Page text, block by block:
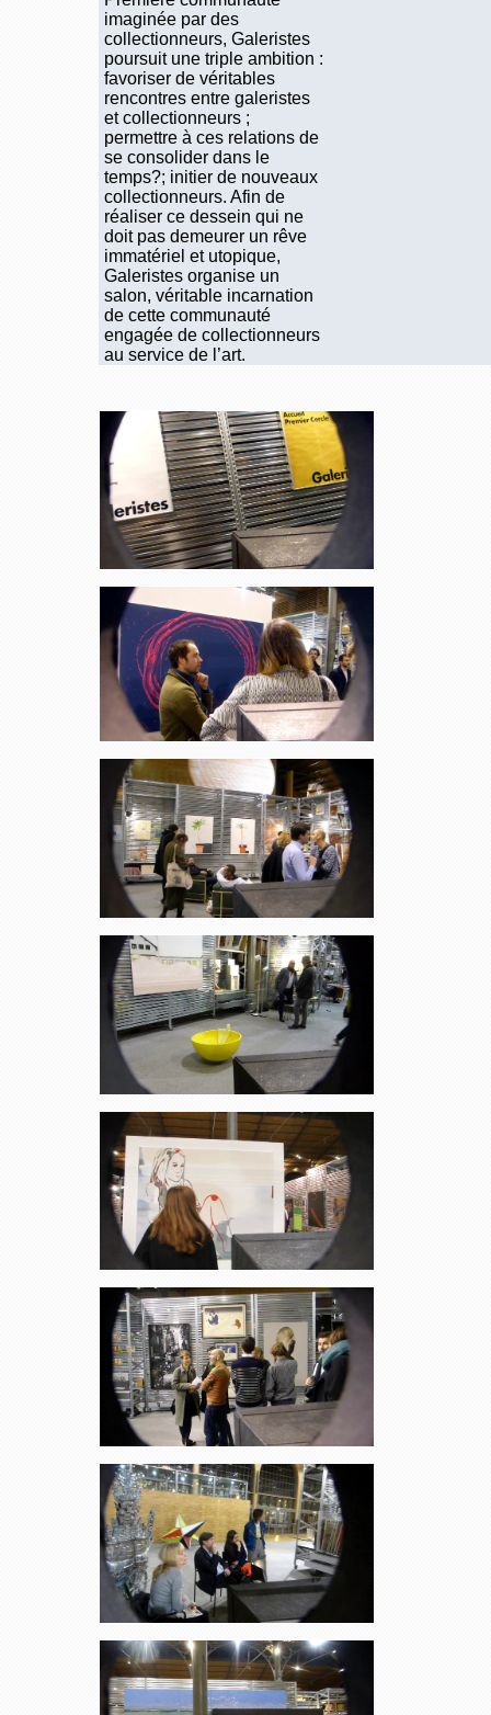
imaginée par des
collectionneurs, Galeristes
poursuit une triple ambition :
favoriser de véritables
rencontres entre galeristes
et collectionneurs ;
permettre à ces relations de
se consolider dans le
temps?; initier de nouveaux
collectionneurs. Afin de
réaliser ce dessein qui ne
doit pas demeurer un rêve
immatériel et utopique,
Galeristes organise un
salon, véritable incarnation
de cette communauté
engagée de collectionneurs
au service de l’art.